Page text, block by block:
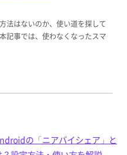
法はないのか、使い道を探して
記事では、使わなくなったスマ
の「ニアバイシェア」と